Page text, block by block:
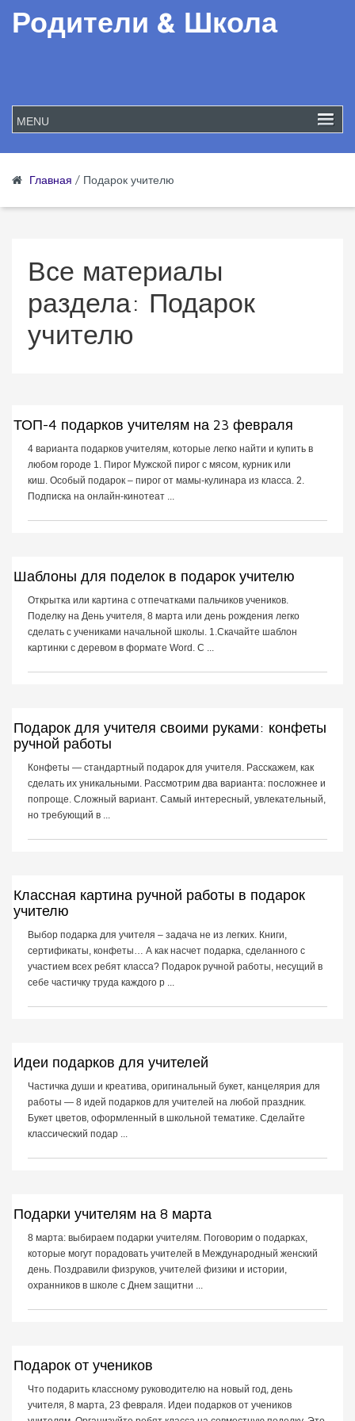
Родители & Школа
Главная / Подарок учителю
Все материалы
раздела: Подарок
учителю
ТОП-4 подарков учителям на 23 февраля
4 варианта подарков учителям, которые легко найти и купить в
любом городе 1. Пирог Мужской пирог с мясом, курник или
киш. Особый подарок – пирог от мамы-кулинара из класса. 2.
Подписка на онлайн-кинотеат ...
Шаблоны для поделок в подарок учителю
Открытка или картина с отпечатками пальчиков учеников.
Поделку на День учителя, 8 марта или день рождения легко
сделать с учениками начальной школы. 1.Скачайте шаблон
картинки с деревом в формате Word. С ...
Подарок для учителя своими руками: конфеты
ручной работы
Конфеты — стандартный подарок для учителя. Расскажем, как
сделать их уникальными. Рассмотрим два варианта: посложнее и
попроще. Сложный вариант. Самый интересный, увлекательный,
но требующий в ...
Классная картина ручной работы в подарок
учителю
Выбор подарка для учителя – задача не из легких. Книги,
сертификаты, конфеты… А как насчет подарка, сделанного с
участием всех ребят класса? Подарок ручной работы, несущий в
себе частичку труда каждого р ...
Идеи подарков для учителей
Частичка души и креатива, оригинальный букет, канцелярия для
работы — 8 идей подарков для учителей на любой праздник.
Букет цветов, оформленный в школьной тематике. Сделайте
классический подар ...
Подарки учителям на 8 марта
8 марта: выбираем подарки учителям. Поговорим о подарках,
которые могут порадовать учителей в Международный женский
день. Поздравили физруков, учителей физики и истории,
охранников в школе с Днем защитни ...
Подарок от учеников
Что подарить классному руководителю на новый год, день
учителя, 8 марта, 23 февраля. Идеи подарков от учеников